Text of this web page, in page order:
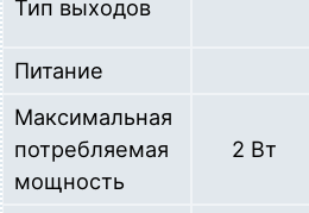
Тип выходов
Питание
Максимальная
потребляемая
мощность
2 Вт